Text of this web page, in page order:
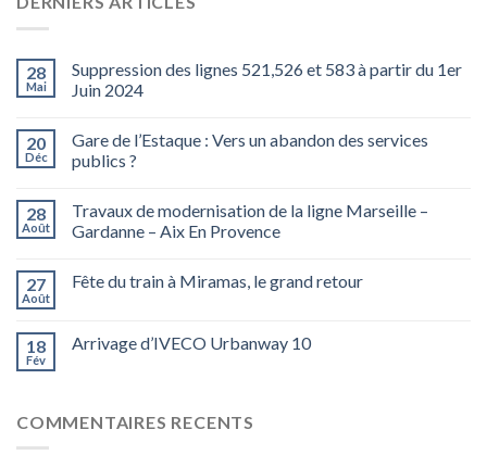
28
Mai
Suppression des lignes 521,526 et 583 à partir du 1er
Juin 2024
20
Déc
Gare de l’Estaque : Vers un abandon des services
publics ?
28
Août
Travaux de modernisation de la ligne Marseille –
Gardanne – Aix En Provence
27
Août
Fête du train à Miramas, le grand retour
18
Fév
Arrivage d’IVECO Urbanway 10
COMMENTAIRES RECENTS